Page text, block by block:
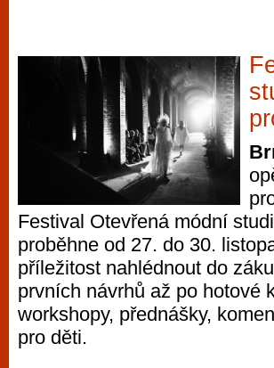
Festival Otevřená módní
proběhne od 27. do 30.
příležitost nahlédnout do
prvních návrhů až po hotové
workshopy, přednášky,
pro děti.